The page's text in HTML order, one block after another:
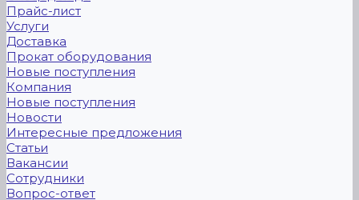
Прайс-лист
Услуги
Доставка
Прокат оборудования
Новые поступления
Компания
Новые поступления
Новости
Интересные предложения
Статьи
Вакансии
Сотрудники
Вопрос-ответ